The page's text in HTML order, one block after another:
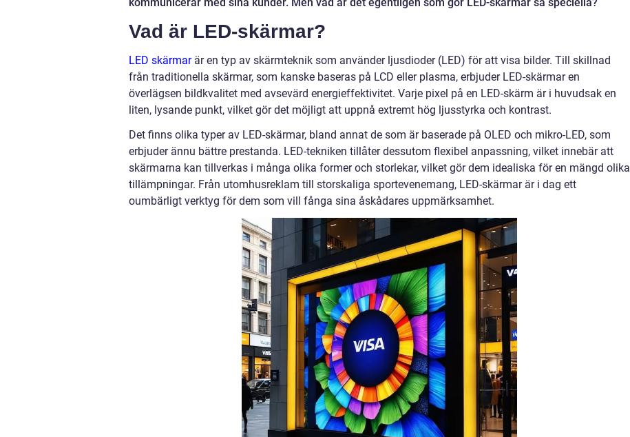
Vad är LED-skärmar?
LED skärmarär en typ av skärmteknik som använder ljusdioder (LED) för att visa bilder. Till skillnad
från traditionella skärmar, som kanske baseras på LCD eller plasma, erbjuder LED-skärmar en
överlägsen bildkvalitet med avsevärd energieffektivitet. Varje pixel på en LED-skärm är i huvudsak en
liten, lysande punkt, vilket gör det möjligt att uppnå extremt hög ljusstyrka och kontrast.
Det finns olika typer av LED-skärmar, bland annat de som är baserade på OLED och mikro-LED, som
erbjuder ännu bättre prestanda. LED-tekniken tillåter dessutom flexibel anpassning, vilket innebär att
skärmarna kan tillverkas i många olika former och storlekar, vilket gör dem idealiska för en mängd olika
tillämpningar. Från utomhusreklam till storskaliga sportevenemang, LED-skärmar är i dag ett
oumbärligt verktyg för dem som vill fånga sina åskådares uppmärksamhet.